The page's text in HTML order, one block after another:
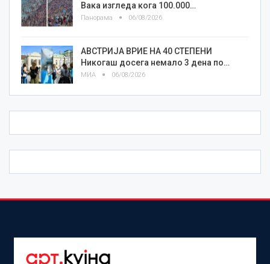
Вака изгледа кога 100.000…
Панорама 06/08/2026
АВСТРИЈА ВРИЕ НА 40 СТЕПЕНИ
Никогаш досега немало 3 дена по…
МИА 06/08/2026